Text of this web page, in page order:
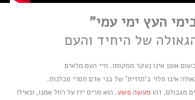
העץ ימי עמי"
של היחיד והעם
אופן אינו נעקר ממקומו. חיי העם מלאים
אינו תלוי ב'תזזית' של בני אדם חסרי סבלנות.
מגבולם, זהו מעשה פשע. הוא מרים ידו על רחל אמנו, וכאילו